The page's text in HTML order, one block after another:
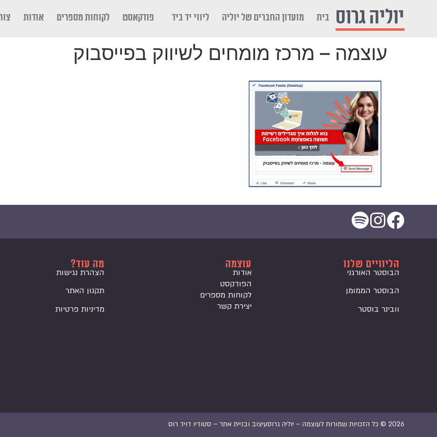
יוליה גרוס בית מועדון החברים של יוליה ליווי יד ביד פודקאסט לקוחות מספרים אודות
עוצמה – מרכז מומחים לשיווק בפייסבוק
הליוויים שלנו
הבוסטר האורגני
הבוסטר הממומן
וובינר בוסטר
עוצמה
אודות
הפודקסט
לקוחות מספרים
יצירת קשר
מה עוד?
הצהרת נגישות
תקנון האתר
מדיניות פרטיות
2026 © כל הזכויות שמורות לעוצמה – יוליה גרוס עיצוב ובניית אתר – סטודיו דויד רוס